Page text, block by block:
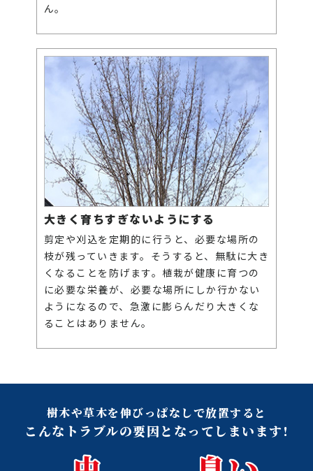
ん。
大きく育ちすぎないようにする
剪定や刈込を定期的に行うと、必要な場所の
枝が残っていきます。そうすると、無駄に大き
くなることを防げます。植栽が健康に育つの
に必要な栄養が、必要な場所にしか行かない
ようになるので、急激に膨らんだり大きくな
ることはありません。
樹木や草木を伸びっぱなしで放置すると
こんなトラブルの要因となってしまいます!